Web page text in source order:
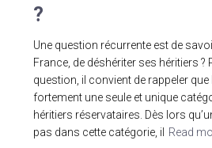
?
Une question récurrente est de
France, de déshériter ses héritiers ?
question, il convient de rappeler
fortement une seule et unique
héritiers réservataires. Dès lors
pas dans cette catégorie, il
Read